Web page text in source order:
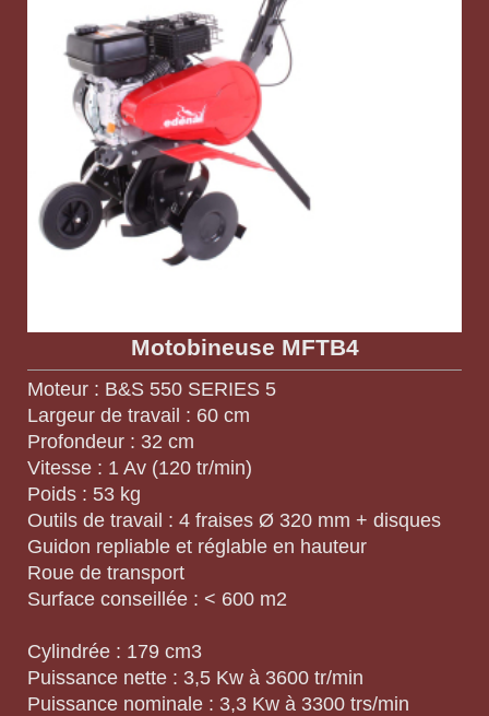
Motobineuse MFTB4
Moteur : B&S 550 SERIES 5
Largeur de travail : 60 cm
Profondeur : 32 cm
Vitesse : 1 Av (120 tr/min)
Poids : 53 kg
Outils de travail : 4 fraises Ø 320 mm + disques
Guidon repliable et réglable en hauteur
Roue de transport
Surface conseillée : < 600 m2
Cylindrée : 179 cm3
Puissance nette : 3,5 Kw à 3600 tr/min
Puissance nominale : 3,3 Kw à 3300 trs/min